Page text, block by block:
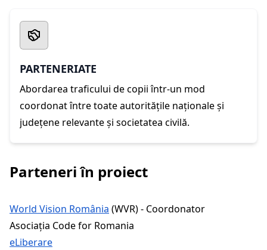
PARTENERIATE
Abordarea traficului de copii într-un mod
coordonat între toate autoritățile naționale și
județene relevante și societatea civilă.
Parteneri în proiect
World Vision România (WVR) - Coordonator
Asociația Code for Romania
eLiberare